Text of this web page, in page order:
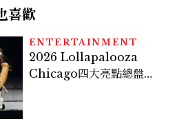
喜歡
ENTERTAINMENT
2026 Lollapalooza
Chicago四大亮點總盤